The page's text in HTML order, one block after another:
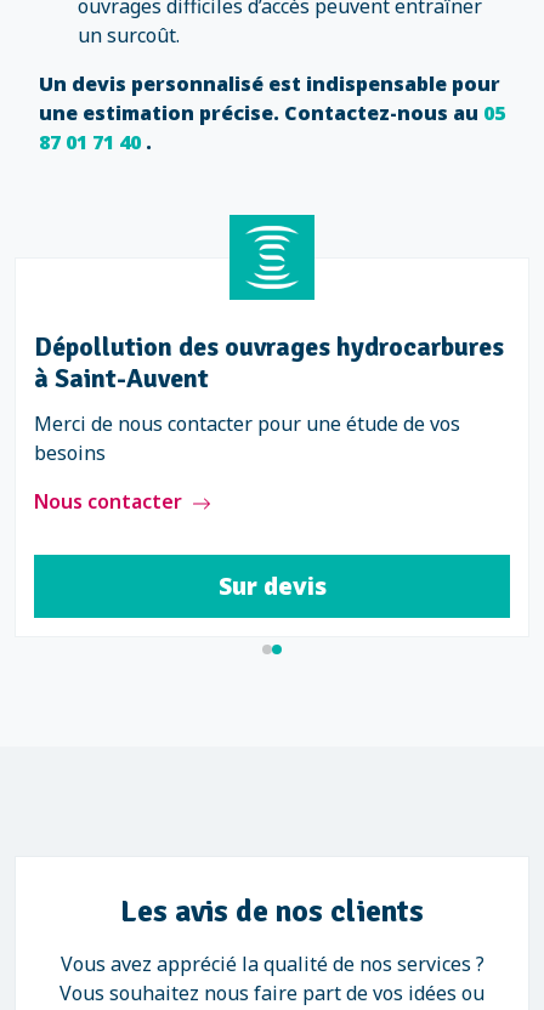
ouvrages difficiles d’accès peuvent entraîner
un surcoût.
Un devis personnalisé est indispensable pour
une estimation précise. Contactez-nous au 05
87 01 71 40.
Dépollution des ouvrages hydrocarbures
à Saint-Auvent
Merci de nous contacter pour une étude de vos
besoins
Nous contacter
Sur devis
Les avis de nos clients
Vous avez apprécié la qualité de nos services ?
Vous souhaitez nous faire part de vos idées ou